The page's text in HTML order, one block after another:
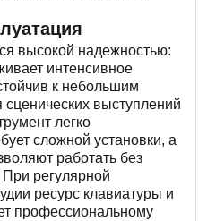
высокой надежностью:
интенсивное
к небольшим
выступлений
легко
сложной установки, а
работать без
регулярной
ресурс клавиатуры и
профессиональному